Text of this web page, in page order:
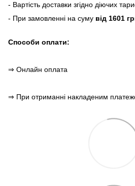
- Вартість доставки згідно діючих
- При замовленні на суму від 1601
Способи оплати:
⇒ Онлайн оплата
⇒ При отриманні накладеним